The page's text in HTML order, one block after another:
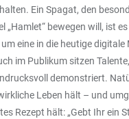
Ein Spagat, den
bewegen will, ist
eine in die heutige
im Publikum sitzen
demonstriert.
Leben hält – und
hält: „Gebt Ihr ein